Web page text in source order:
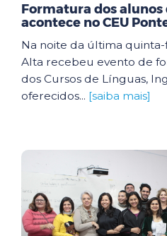
Formatura dos alunos
acontece no CEU
Na noite da última quinta-
Alta recebeu evento de
dos Cursos de Línguas,
oferecidos... [saiba mais]